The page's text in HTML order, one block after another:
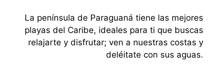
La península de Paraguaná tiene las mejores
playas del Caribe, ideales para ti que buscas
relajarte y disfrutar; ven a nuestras costas y
deléitate con sus aguas.